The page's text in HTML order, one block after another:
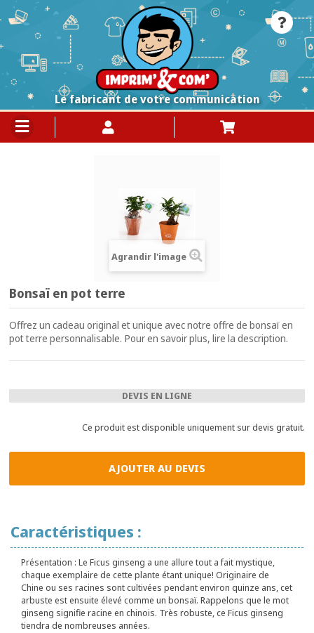
Le fabricant de votre communication
Agrandir l'image
Bonsaï en pot terre
Offrez un cadeau original et unique avec notre offre de bonsaï en
pot terre personnalisable. Pour en savoir plus, lire la description.
DEVIS EN LIGNE
Ce produit est disponible uniquement sur devis gratuit.
AJOUTER AU DEVIS
Caractéristiques :
Présentation : Le Ficus ginseng a une allure tout a fait mystique,
chaque exemplaire de cette plante étant unique! Originaire de
Chine ou ses racines sont cultivées pendant environ quinze ans, cet
arbuste est ensuite élevé comme un bonsaï. Rappelons que le mot
ginseng signifie racine en chinois. Très robuste, ce Ficus ginseng
tiendra de nombreuses années.